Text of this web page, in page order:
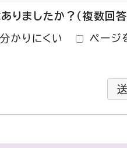
りましたか？（複数回答
かりにくい ページ